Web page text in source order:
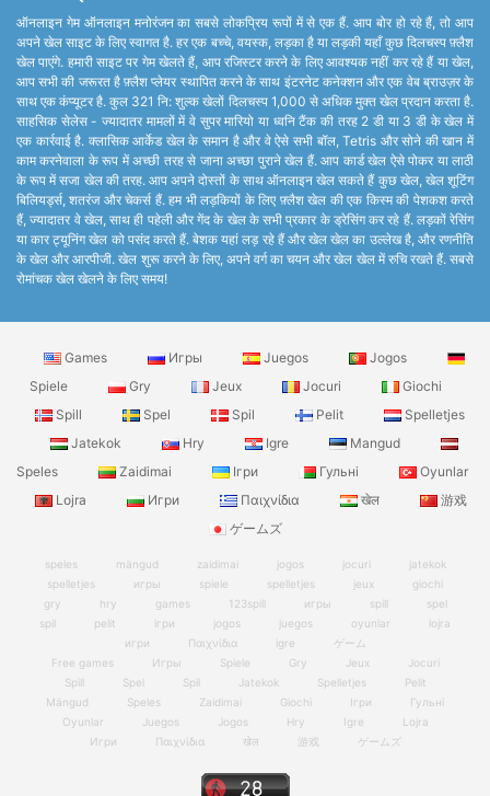
ऑनलाइन गेम ऑनलाइन मनोरंजन का सबसे लोकप्रिय रूपों में से एक हैं. आप बोर हो रहे हैं, तो आप
अपने खेल साइट के लिए स्वागत है. हर एक बच्चे, वयस्क, लड़का है या लड़की यहाँ कुछ दिलचस्प फ़्लैश
खेल पाएंगे. हमारी साइट पर गेम खेलते हैं, आप रजिस्टर करने के लिए आवश्यक नहीं कर रहे हैं या खेल,
आप सभी की जरूरत है फ़्लैश प्लेयर स्थापित करने के साथ इंटरनेट कनेक्शन और एक वेब ब्राउज़र के
साथ एक कंप्यूटर है. कुल 321 नि: शुल्क खेलों दिलचस्प 1,000 से अधिक मुक्त खेल प्रदान करता है.
साहसिक सेलेस - ज्यादातर मामलों में वे सुपर मारियो या ध्वनि टैंक की तरह 2 डी या 3 डी के खेल में
एक कार्रवाई है. क्लासिक आर्केड खेल के समान है और वे ऐसे सभी बॉल, Tetris और सोने की खान में
काम करनेवाला के रूप में अच्छी तरह से जाना अच्छा पुराने खेल हैं. आप कार्ड खेल ऐसे पोकर या लाठी
के रूप में सजा खेल की तरह. आप अपने दोस्तों के साथ ऑनलाइन खेल सकते हैं कुछ खेल, खेल शूटिंग
बिलियर्ड्स, शतरंज और चेकर्स हैं. हम भी लड़कियों के लिए फ़्लैश खेल की एक किस्म की पेशकश करते
हैं, ज्यादातर वे खेल, साथ ही पहेली और गेंद के खेल के सभी प्रकार के ड्रेसिंग कर रहे हैं. लड़कों रेसिंग
या कार ट्यूनिंग खेल को पसंद करते हैं. बेशक यहां लड़ रहे हैं और खेल खेल का उल्लेख है, और रणनीति
के खेल और आरपीजी. खेल शुरू करने के लिए, अपने वर्ग का चयन और खेल खेल में रुचि रखते हैं. सबसे
रोमांचक खेल खेलने के लिए समय!
Games Игры Juegos
Jogos
Spiele
Gry Jeux Jocuri
Giochi
Spill
Spel Spil Pelit
Spelletjes
Jatekok
Hry Igre
Mangud
Speles
Zaidimai Ігри Гульні
Oyunlar
Lojra
Игри Παιχνίδια खेल
游戏
ゲームズ
speles mängud zaidimai jogos jocuri
jatekok
spelletjes
игры spiele spelletjes jeux
giochi
gry
hry games 123spill игры spill
spel
spil
pelit ігри jogos juegos oyunlar
lojra
игри
Παιχνίδια igre
ゲーム
Free games
Игры Spiele Gry Jeux
Jocuri
Spill
Spel Spil Jatekok Spelletjes
Pelit
Mängud
Speles Zaidimai Giochi Ігри
Гульні
Oyunlar
Juegos Jogos Hry Igre
Lojra
Игри
Παιχνίδια खेल 游戏 ゲームズ